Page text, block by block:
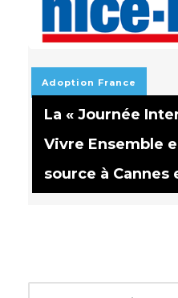
Adoption France
La « Journée
Vivre Ensemble
source à Cannes